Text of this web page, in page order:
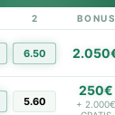
2 BONUS
6.50
5.60
250€
+ 2.000€